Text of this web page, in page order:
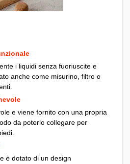
i liquidi senza fuoriuscite e
anche come misurino, filtro o
e viene fornito con una propria
da poterlo collegare per
è dotato di un design